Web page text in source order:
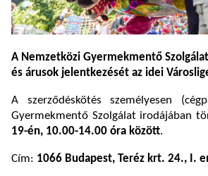
A Nemzetközi Gyermekmentő
és árusok jelentkezését az idei
A szerződéskötés személyesen
Gyermekmentő Szolgálat irodájában
19-én, 10.00-14.00 óra között.
Cím: 1066 Budapest, Teréz krt. 24., I.